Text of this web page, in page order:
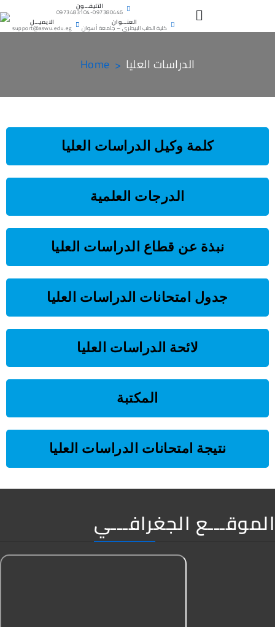
التليفـــون
0973483104-097380446
العنـــوان
كلية الطب البيطرى – جامعة أسوان
الايميـــل
support@aswu.edu.eg
Home الدراسات العليا
كلمة وكيل الدراسات العليا
الدرجات العلمية
نبذة عن قطاع الدراسات العليا
جدول امتحانات الدراسات العليا
لائحة الدراسات العليا
المكتبة
نتيجة امتحانات الدراسات العليا
الموقـــع الجغرافـــي